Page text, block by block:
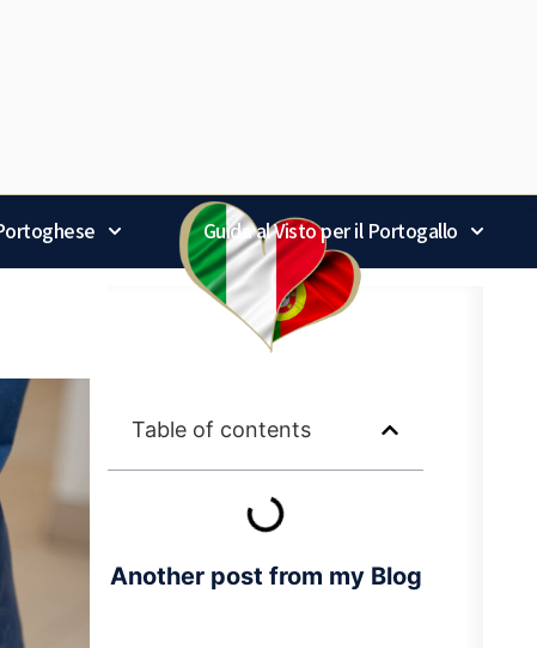
Guida al Visto per il Portogallo
Table of contents
Another post from my Blog